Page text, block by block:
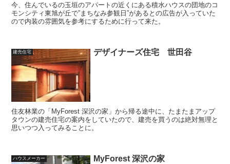
今、住んでいるの玉垣のアパートの近くにある積水ハウスの団地のコ
モンシティ東旭が丘で”まちなみ参観日”があるとの広告が入っていた
ので内装の雰囲気を参考にするために行って来た。
建売住宅 デザイナーズ住宅 世田谷
住友林業の「MyForest 深沢の家」から帰る途中に、たまたまアップ
タウンの建売住宅の案内をしていたので、建売を買うのは絶対無理と
思いつつ入ってみることに。
ハウスメーカー MyForest 深沢の家